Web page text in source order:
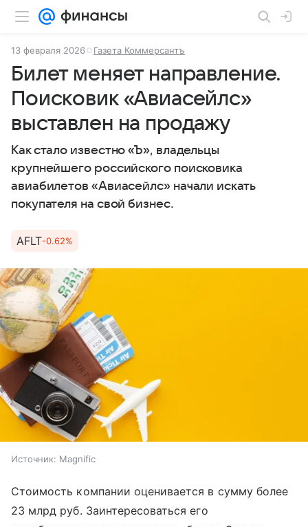
13 февраля 2026 Газета Коммерсантъ
Билет меняет направление.
Поисковик «Авиасейлс»
выставлен на продажу
Как стало известно «Ъ», владельцы
крупнейшего российского поисковика
авиабилетов «Авиасейлс» начали искать
покупателя на свой бизнес.
AFLT-0.62%
Источник: Magnific
Стоимость компании оценивается в сумму более
23 млрд руб. Заинтересоваться его